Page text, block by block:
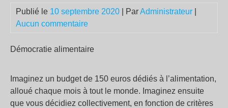
Publié le 10 septembre 2020 | ParAdministrateur
Aucun commentaire
Démocratie alimentaire
Imaginez un budget de 150 euros dédiés à l’alimentation,
alloué chaque mois à tout le monde. Imaginez ensuite
que vous décidiez collectivement, en fonction de critères